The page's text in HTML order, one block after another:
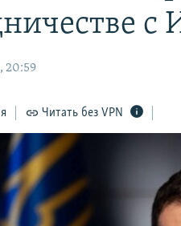
с
20:59
Читать без VPN